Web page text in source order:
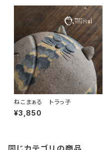
ねこまぁる トラっ子
¥3,850